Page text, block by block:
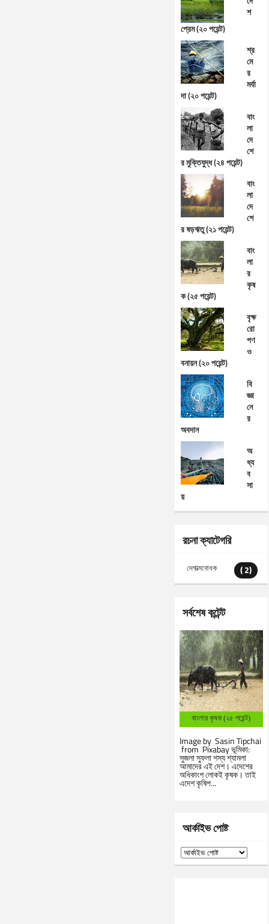
শ
প্রেম (২০ পয়েন্ট)
শ্র
মে
র
মর্যা
দা (২০ পয়েন্ট)
বাং
লা
দে
শে
র মুক্তিযুদ্ধ (২৪ পয়েন্ট)
বাং
লা
দে
শে
র ষড়ঋতু (২১ পয়েন্ট)
বাং
লা
র
কৃষ
ক (২৫ পয়েন্ট)
বৃক্ষ
রো
পণ
ও
বনায়ন (২০ পয়েন্ট)
বি
জ্ঞা
নে
র
অবদান
অ
ধ্য
ব
সা
য়
রচনা ক্যাটেগরি
দেশাত্মবোধক ( 2)
সর্বশেষ কন্টেন্ট
বাংলার কৃষক (২৫ পয়েন্ট)
Image by Sasin Tipchai
from Pixabay ভূমিকা:
সুজলা সুফলা শস্য শ্যামলা
আমাদের এই দেশ। এদেশের
অধিকাংশ লোকই কৃষক। তাই
এদেশ কৃষিপ...
আর্কাইভ পোষ্ট